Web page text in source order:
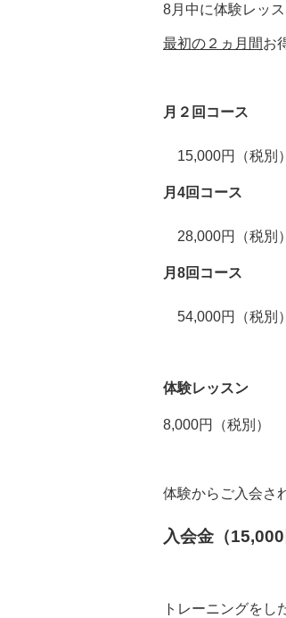
8月中に体験レッ
最初の２ヵ月間お
月２回コース
15,000円（税
月4回コース
28,000円（税
月8回コース
54,000円（税
体験レッスン
8,000円（税別
体験からご入会さ
入会金（
トレーニングをし